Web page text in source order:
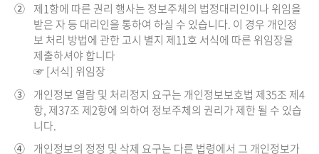
② 제1항에 따른 권리 행사는 정보주체의 법정대리인이나 위임을
받은 자 등 대리인을 통하여 하실 수 있습니다. 이 경우 개인정
보 처리 방법에 관한 고시 별지 제11호 서식에 따른 위임장을
제출하셔야 합니다
☞ [서식] 위임장
③ 개인정보 열람 및 처리정지 요구는 개인정보보호법 제35조 제4
항, 제37조 제2항에 의하여 정보주체의 권리가 제한 될 수 있습
니다.
④ 개인정보의 정정 및 삭제 요구는 다른 법령에서 그 개인정보가